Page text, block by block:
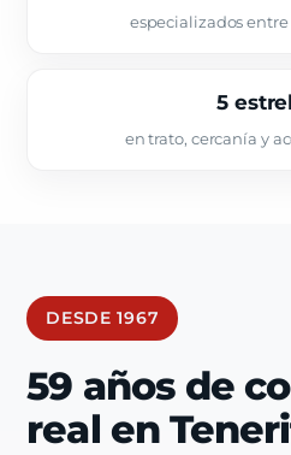
especializados
5
en trato, cercanía y
DESDE 1967
59 años de
real en